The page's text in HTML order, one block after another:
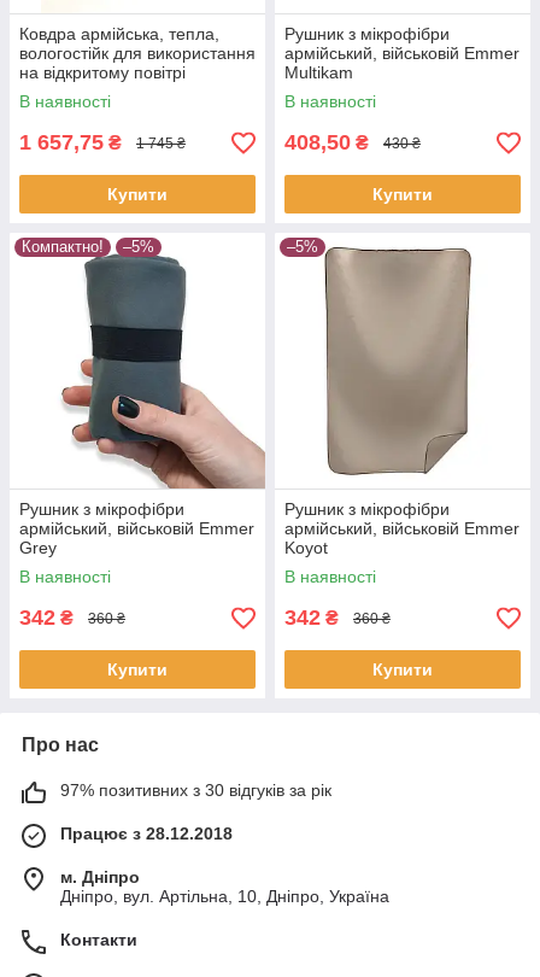
Ковдра армійська, тепла,
вологостійк для використання
на відкритому повітрі
В наявності
1 657,75 ₴ 1 745 ₴
Купити
Рушник з мікрофібри
армійський, військовій Emmer
Multikam
В наявності
408,50 ₴ 430 ₴
Купити
Компактно! –5%
Рушник з мікрофібри
армійський, військовій Emmer
Grey
В наявності
342 ₴ 360 ₴
Купити
–5%
Рушник з мікрофібри
армійський, військовій Emmer
Koyot
В наявності
342 ₴ 360 ₴
Купити
Про нас
97% позитивних з 30 відгуків за рік
Працює з 28.12.2018
м. Дніпро
Дніпро, вул. Артільна, 10, Дніпро, Україна
Контакти